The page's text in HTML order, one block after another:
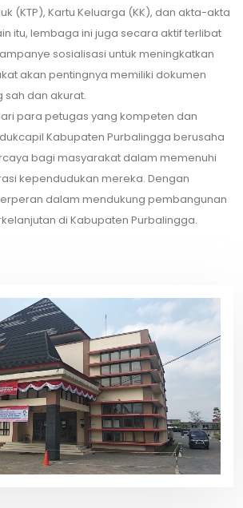
(KTP), Kartu Keluarga (KK), dan akta-akta
itu, lembaga ini juga secara aktif terlibat
sosialisasi untuk meningkatkan
akan pentingnya memiliki dokumen
dan akurat.
para petugas yang kompeten dan
Kabupaten Purbalingga berusaha
bagi masyarakat dalam memenuhi
kependudukan mereka. Dengan
dalam mendukung pembangunan
di Kabupaten Purbalingga.